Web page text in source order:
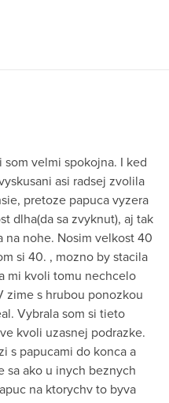
som velmi spokojna. I ked
asi radsej zvolila
pretoze papuca vyzera
dlha(da sa zvyknut), aj tak
na nohe. Nosim velkost 40
si 40. , mozno by stacila
mi kvoli tomu nechcelo
zime s hrubou ponozkou
Vybrala som si tieto
kvoli uzasnej podrazke.
s papucami do konca a
sa ako u inych beznych
na ktorychv to byva